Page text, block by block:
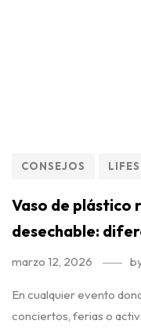
CONSEJOS
Vaso de plástico
desechable:
marzo 12, 2026
En cualquier evento
conciertos, ferias o